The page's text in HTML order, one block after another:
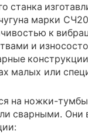
станка
марки
к
и
малых или
на ножки-
сварными. Они